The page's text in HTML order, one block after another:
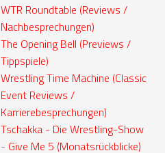
WTR Roundtable (Reviews /
Nachbesprechungen)
The Opening Bell (Previews /
Tippspiele)
Wrestling Time Machine (Classic
Event Reviews /
Karrierebesprechungen)
Tschakka - Die Wrestling-Show
- Give Me 5 (Monatsrückblicke)